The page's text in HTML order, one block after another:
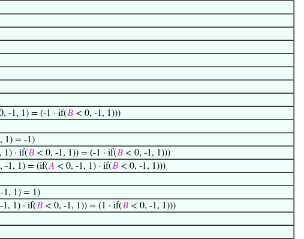
-1, 1) = (-1 · if(𝐵 < 0, -1, 1)))
1) = -1)
1) · if(𝐵 < 0, -1, 1)) = (-1 · if(𝐵 < 0, -1, 1)))
-1, 1) = (if(𝐴 < 0, -1, 1) · if(𝐵 < 0, -1, 1)))
1, 1) = 1)
1) · if(𝐵 < 0, -1, 1)) = (1 · if(𝐵 < 0, -1, 1)))